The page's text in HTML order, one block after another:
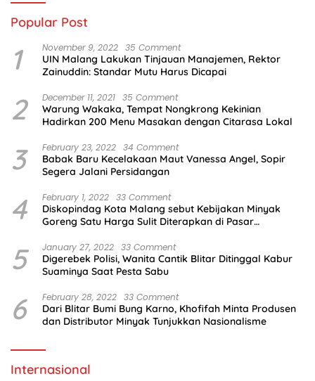
Popular Post
1 November 9, 2022 35 Comment
UIN Malang Lakukan Tinjauan Manajemen, Rektor
Zainuddin: Standar Mutu Harus Dicapai
2 December 11, 2021 35 Comment
Warung Wakaka, Tempat Nongkrong Kekinian
Hadirkan 200 Menu Masakan dengan Citarasa Lokal
3 February 23, 2022 34 Comment
Babak Baru Kecelakaan Maut Vanessa Angel, Sopir
Segera Jalani Persidangan
4 February 1, 2022 33 Comment
Diskopindag Kota Malang sebut Kebijakan Minyak
Goreng Satu Harga Sulit Diterapkan di Pasar
5 January 27, 2022 33 Comment
Digerebek Polisi, Wanita Cantik Blitar Ditinggal Kabur
Suaminya Saat Pesta Sabu
6 February 28, 2022 33 Comment
Dari Blitar Bumi Bung Karno, Khofifah Minta Produsen
dan Distributor Minyak Tunjukkan Nasionalisme
Internasional